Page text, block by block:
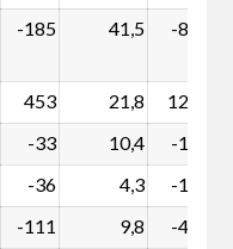
-185 41,5 -8,5
453 21,8 12,6
-33 10,4 -1,7
-36 4,3 -1,4
-111 9,8 -4,1